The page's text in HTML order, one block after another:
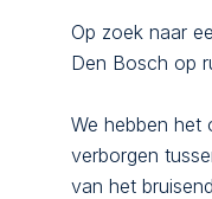
Op zoek naar
Den Bosch op
We hebben het
verborgen
van het